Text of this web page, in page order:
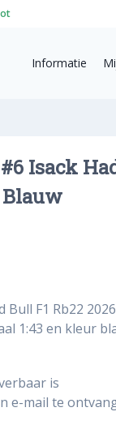
Informatie
Isack
Blauw
Bull F1 Rb22
1:43 en kleur
is
e-mail te